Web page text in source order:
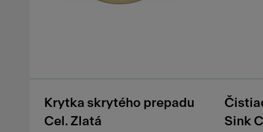
Krytka skrytého prepadu
Cel. Zlatá
Sink